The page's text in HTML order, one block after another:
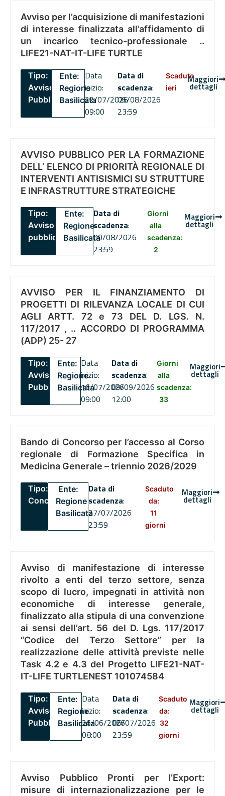
Avviso per l’acquisizione di manifestazioni
di interesse finalizzata all’affidamento di
un incarico tecnico-professionale ..
LIFE21-NAT-IT-LIFE TURTLE
Tipo:
Avviso
Pubblico
Ente:
Regione
Basilicata
Data
inizio:
22/07/2026
09:00
Data di
scadenza:
06/08/2026
23:59
Scaduto
ieri
Maggiori
dettagli
AVVISO PUBBLICO PER LA FORMAZIONE
DELL’ ELENCO DI PRIORITÀ REGIONALE DI
INTERVENTI ANTISISMICI SU STRUTTURE
E INFRASTRUTTURE STRATEGICHE
Tipo:
Avviso
pubblico
Ente:
Regione
Basilicata
Data di
scadenza:
09/08/2026
23:59
Giorni
alla
scadenza:
2
Maggiori
dettagli
AVVISO PER IL FINANZIAMENTO DI
PROGETTI DI RILEVANZA LOCALE DI CUI
AGLI ARTT. 72 e 73 DEL D. LGS. N.
117/2017 , .. ACCORDO DI PROGRAMMA
(ADP) 25- 27
Tipo:
Avviso
Pubblico
Ente:
Regione
Basilicata
Data
inizio:
16/07/2026
09:00
Data di
scadenza:
09/09/2026
12:00
Giorni
alla
scadenza:
33
Maggiori
dettagli
Bando di Concorso per l’accesso al Corso
regionale di Formazione Specifica in
Medicina Generale – triennio 2026/2029
Tipo:
Concorsi
Ente:
Regione
Basilicata
Data di
scadenza:
27/07/2026
23:59
Scaduto
da:
11
giorni
Maggiori
dettagli
Avviso di manifestazione di interesse
rivolto a enti del terzo settore, senza
scopo di lucro, impegnati in attività non
economiche di interesse generale,
finalizzato alla stipula di una convenzione
ai sensi dell’art. 56 del D. Lgs. 117/2017
“Codice del Terzo Settore” per la
realizzazione delle attività previste nelle
Task 4.2 e 4.3 del Progetto LIFE21-NAT-
IT-LIFE TURTLENEST 101074584
Tipo:
Avviso
Pubblico
Ente:
Regione
Basilicata
Data
inizio:
26/06/2026
08:00
Data di
scadenza:
06/07/2026
23:59
Scaduto
da:
32
giorni
Maggiori
dettagli
Avviso Pubblico Pronti per l’Export:
misure di internazionalizzazione per le